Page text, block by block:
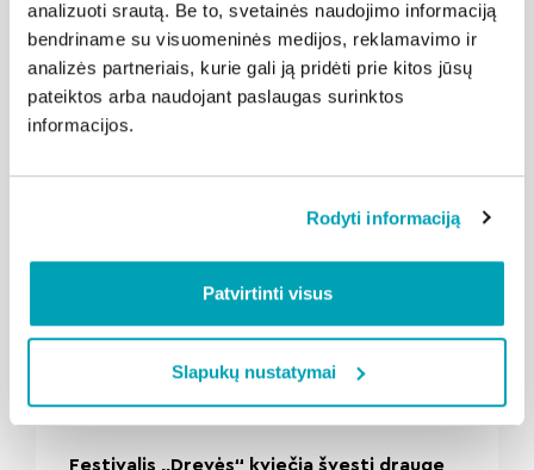
analizuoti srautą. Be to, svetainės naudojimo informaciją
bendriname su visuomeninės medijos, reklamavimo ir
analizės partneriais, kurie gali ją pridėti prie kitos jūsų
pateiktos arba naudojant paslaugas surinktos
informacijos.
Rodyti informaciją
Patvirtinti visus
Slapukų nustatymai
Susijusios naujienos
Kalba Kaunas 2026-08-04
Festivalis „Drevės“ kviečia švęsti drauge